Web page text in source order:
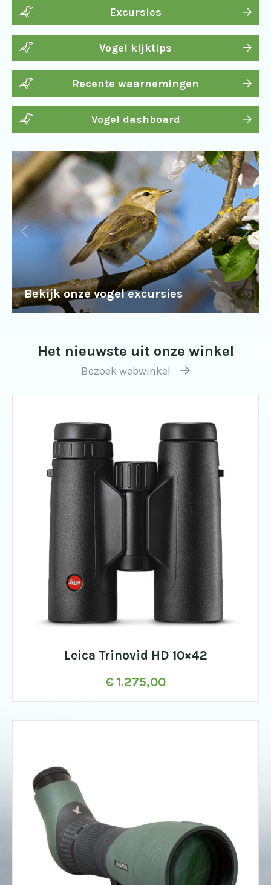
Excursies
Vogel kijktips
Recente waarnemingen
Vogel dashboard
Bekijk onze vogel excursies
Het nieuwste uit onze winkel
Bezoek webwinkel
Leica Trinovid HD 10×42
€ 1.275,00